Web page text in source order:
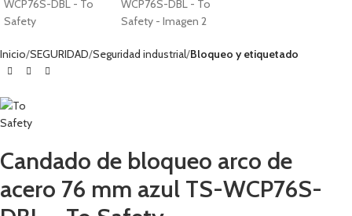
Inicio SEGURIDAD Seguridad industrial Bloqueo y etiquetado
Candado de bloqueo arco de
acero 76 mm azul TS-WCP76S-